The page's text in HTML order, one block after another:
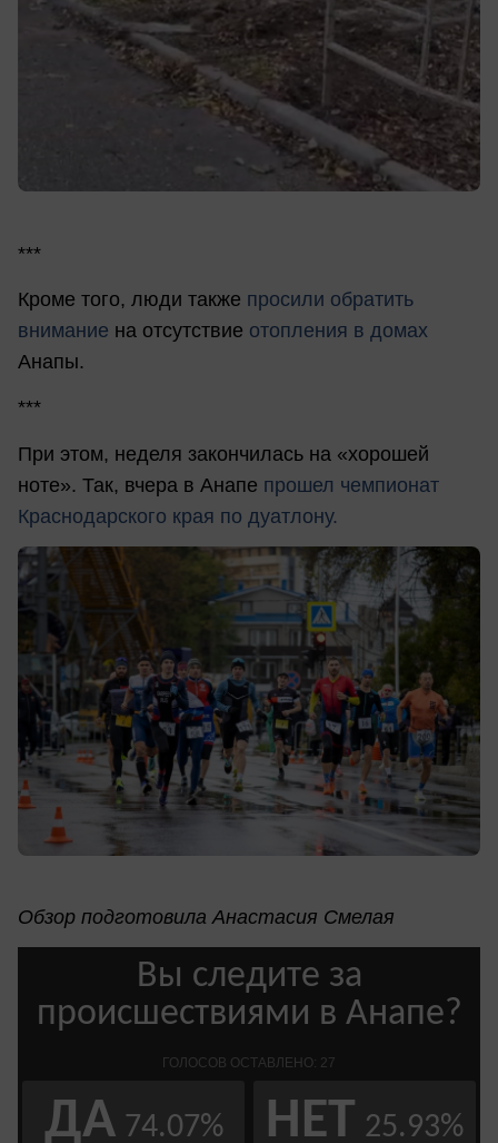
***
Кроме того, люди также просили обратить
внимание на отсутствие отопления в домах
Анапы.
***
При этом, неделя закончилась на «хорошей
ноте». Так, вчера в Анапе прошел чемпионат
Краснодарского края по дуатлону.
Обзор подготовила Анастасия Смелая